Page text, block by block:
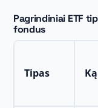
Pagrindiniai ETF
fondus
Tipas